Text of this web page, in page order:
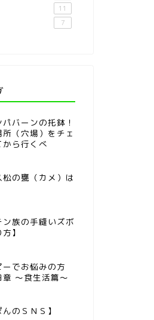
11
7
パバーンの托鉢！
所（穴場）をチェ
から行くべ
の甕（カメ）は
ン族の手縫いズボ
】
ーでお悩みの方
章 ～食生活篇～
んのＳＮＳ】